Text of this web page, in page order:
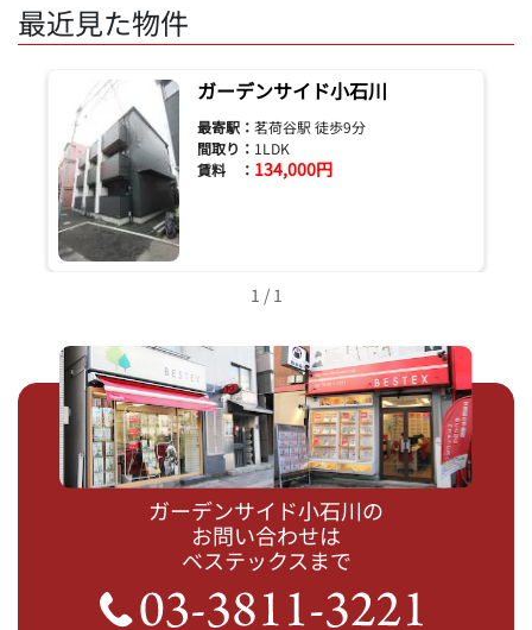
最近見た物件
ガーデンサイド小石川
最寄駅： 茗荷谷駅 徒歩9分
間取り： 1LDK
賃料 ： 134,000円
1 / 1
ガーデンサイド小石川の
お問い合わせは
ベステックスまで